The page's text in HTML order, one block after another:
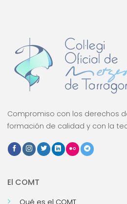
Compromiso con los derechos
formación de calidad y con la
El COMT
Qué es el COMT